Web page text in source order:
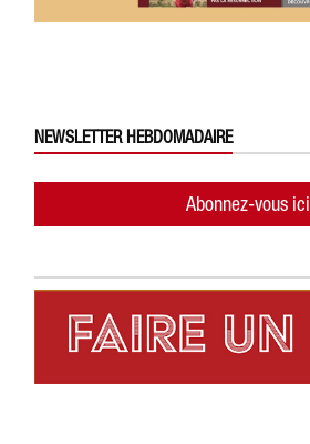
NEWSLETTER HEBDOMADAIRE
Abonnez-vous ici